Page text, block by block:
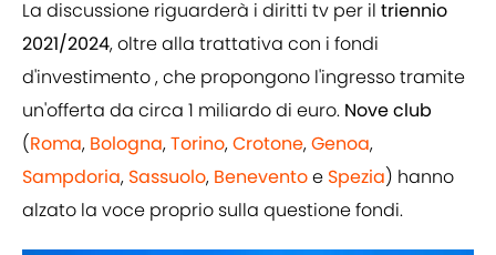
La discussione riguarderà i diritti tv per il triennio
2021/2024, oltre alla trattativa con i fondi
d'investimento , che propongono l'ingresso tramite
un'offerta da circa 1 miliardo di euro. Nove club
(Roma, Bologna,Torino,Crotone,Genoa,
Sampdoria, Sassuolo, Beneventoe Spezia) hanno
alzato la voce proprio sulla questione fondi.